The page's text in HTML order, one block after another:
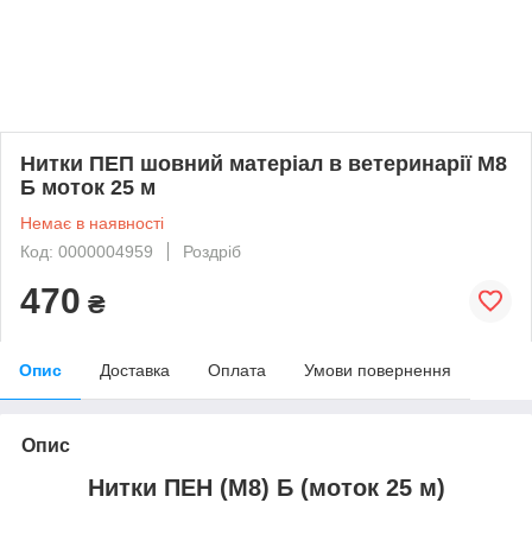
Нитки ПЕП шовний матеріал в ветеринарії М8
Б моток 25 м
Немає в наявності
Код: 0000004959
Роздріб
470 ₴
Опис Доставка Оплата Умови повернення
Опис
Нитки ПЕН (М8) Б (моток 25 м)